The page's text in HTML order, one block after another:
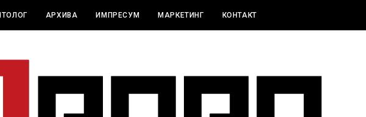
АРХИВА ИМПРЕСУМ МАРКЕТИНГ КОНТАКТ